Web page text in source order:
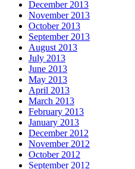
December 2013
November 2013
October 2013
September 2013
August 2013
July 2013
June 2013
May 2013
April 2013
March 2013
February 2013
January 2013
December 2012
November 2012
October 2012
September 2012